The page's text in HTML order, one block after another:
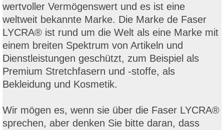
wertvoller Vermögenswert und es ist eine
weltweit bekannte Marke. Die Marke de Faser
LYCRA® ist rund um die Welt als eine Marke mit
einem breiten Spektrum von Artikeln und
Dienstleistungen geschützt, zum Beispiel als
Premium Stretchfasern und -stoffe, als
Bekleidung und Kosmetik.
Wir mögen es, wenn sie über die Faser LYCRA®
sprechen, aber denken Sie bitte daran, dass